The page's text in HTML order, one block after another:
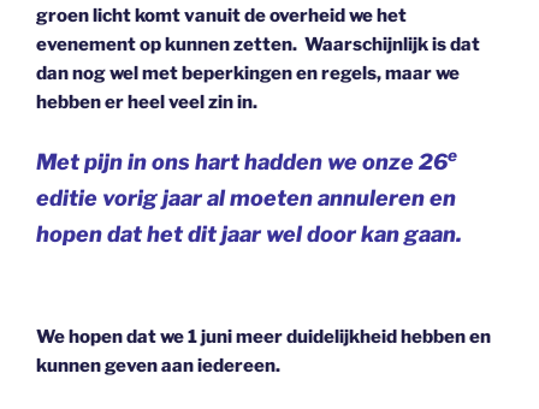
groen licht komt vanuit de overheid we het
evenement op kunnen zetten. Waarschijnlijk is dat
dan nog wel met beperkingen en regels, maar we
hebben er heel veel zin in.
Met pijn in ons hart hadden we onze 26e
editie vorig jaar al moeten annuleren en
hopen dat het dit jaar wel door kan gaan.
We hopen dat we 1 juni meer duidelijkheid hebben en
kunnen geven aan iedereen.